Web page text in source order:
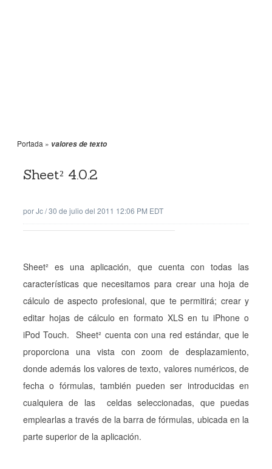
Portada » valores de texto
Sheet² 4.0.2
porJc/30 de julio del 2011 12:06 PM EDT
Sheet² es una aplicación, que cuenta con todas las
características que necesitamos para crear una hoja de
cálculo de aspecto profesional, que te permitirá; crear y
editar hojas de cálculo en formato XLS en tu iPhone o
iPod Touch. Sheet² cuenta con una red estándar, que le
proporciona una vista con zoom de desplazamiento,
donde además los valores de texto, valores numéricos, de
fecha o fórmulas, también pueden ser introducidas en
cualquiera de las celdas seleccionadas, que puedas
emplearlas a través de la barra de fórmulas, ubicada en la
parte superior de la aplicación.